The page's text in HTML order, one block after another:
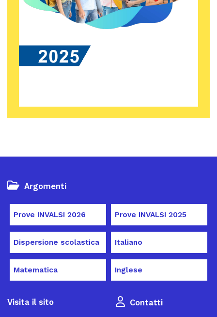
Argomenti
Prove INVALSI 2026 Prove INVALSI 2025
Dispersione scolastica Italiano
Matematica Inglese
Visita il sito Contatti